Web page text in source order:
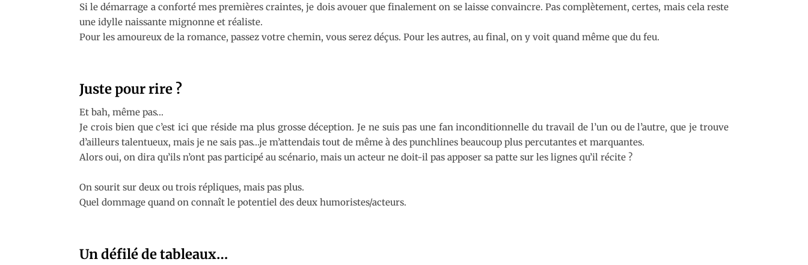
Si le démarrage a conforté mes premières craintes, je dois avouer que finalement on se laisse convaincre. Pas complètement, certes, mais cela reste
une idylle naissante mignonne et réaliste.
Pour les amoureux de la romance, passez votre chemin, vous serez déçus. Pour les autres, au final, on y voit quand même que du feu.
Juste pour rire ?
Et bah, même pas…
Je crois bien que c’est ici que réside ma plus grosse déception. Je ne suis pas une fan inconditionnelle du travail de l’un ou de l’autre, que je trouve
d’ailleurs talentueux, mais je ne sais pas…je m’attendais tout de même à des punchlines beaucoup plus percutantes et marquantes.
Alors oui, on dira qu’ils n’ont pas participé au scénario, mais un acteur ne doit-il pas apposer sa patte sur les lignes qu’il récite ?
On sourit sur deux ou trois répliques, mais pas plus.
Quel dommage quand on connaît le potentiel des deux humoristes/acteurs.
Un défilé de tableaux…